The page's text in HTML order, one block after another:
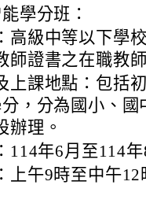
學分班：
高級中等以下學
師證書之在職教
上課地點：包括
，分為國小、
辦理。
114年6月至114
上午9時至中午